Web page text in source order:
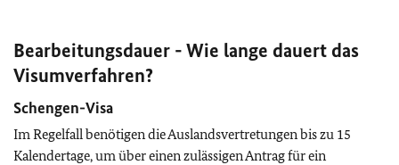
Bearbeitungsdauer - Wie lange dauert das
Visumverfahren?
Schengen-Visa
Im Regelfall benötigen die Auslandsvertretungen bis zu 15
Kalendertage, um über einen zulässigen Antrag für ein